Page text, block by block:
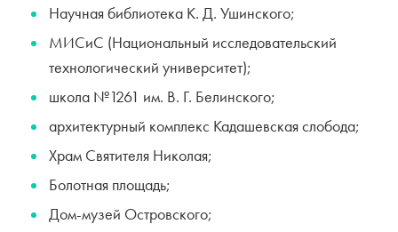
Научная библиотека К. Д. Ушинского;
МИСиС (Национальный исследовательский
технологический университет);
школа №1261 им. В. Г. Белинского;
архитектурный комплекс Кадашевская слобода;
Храм Святителя Николая;
Болотная площадь;
Дом-музей Островского;